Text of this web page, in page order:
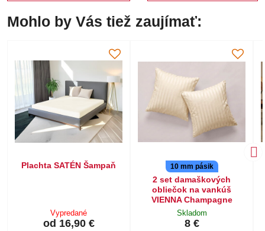
Mohlo by Vás tiež zaujímať:
Plachta SATÉN Šampaň
Vypredané
od 16,90 €
10 mm pásik
2 set damaškových
obliečok na vankúš
VIENNA Champagne
Skladom
8 €